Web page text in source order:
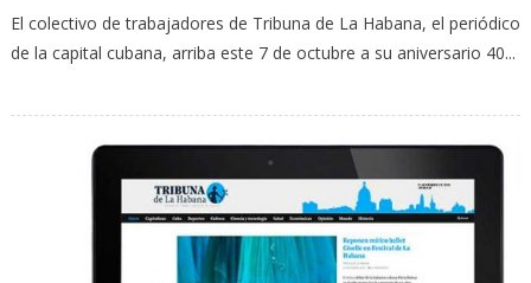
El colectivo de trabajadores de Tribuna de La Habana, el periódico
de la capital cubana, arriba este 7 de octubre a su aniversario 40...